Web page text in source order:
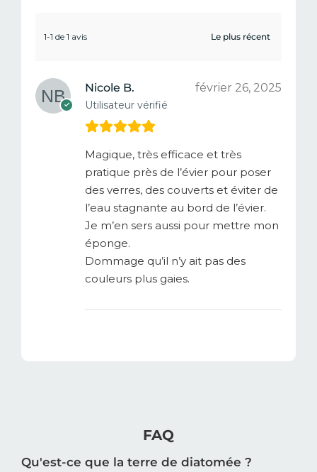
1-1 de 1 avis
Nicole B.
Utilisateur vérifié
février 26, 2025
Magique, très efficace et très
pratique près de l’évier pour poser
des verres, des couverts et éviter de
l’eau stagnante au bord de l’évier.
Je m’en sers aussi pour mettre mon
éponge.
Dommage qu’il n’y ait pas des
couleurs plus gaies.
FAQ
Qu'est-ce que la terre de diatomée ?